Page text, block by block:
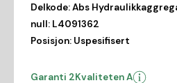
Delkode:Abs
null: L4091362
Posisjon: Uspesifisert
Garanti 2Kvaliteten A